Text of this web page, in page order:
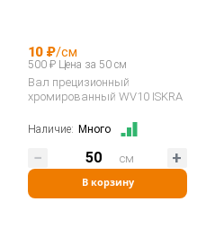
10 ₽/см
500 ₽ Цена за 50 см
Вал прецизионный
хромированный WV10 ISKRA
Наличие: Много
В корзину
см